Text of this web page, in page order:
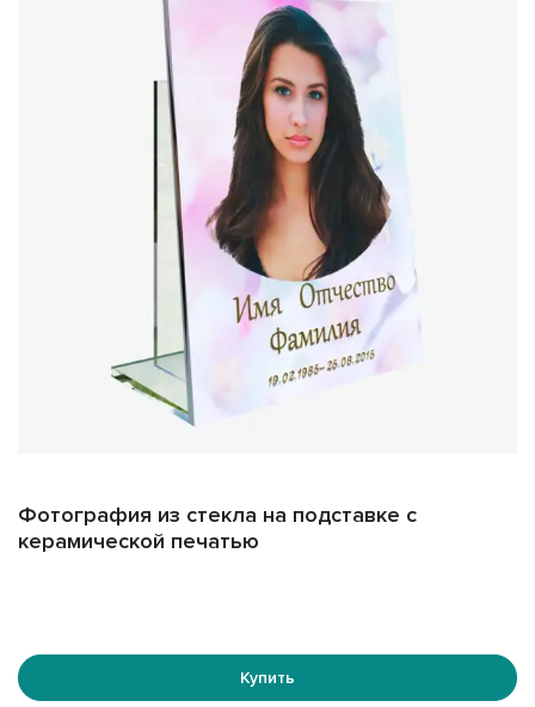
современно и привлекательно, добавляя мемориалу
индивидуальности. Такой подход подчеркивает уважение
и заботу о сохранении памяти об ушедшем человеке.
4. Универсальность:
Стеклянные портреты могут
использоваться как самостоятельно, так и в сочетании с
другими элементами оформления и быть установлены на
мемориальную плиту. Это дает возможность создавать
уникальные композиции, отражающие личные
предпочтения и вкусы.
Особенности изготовления:
Мы предлагаем изготовление фотографий из стекла
различной толщины – от 8 мм. Возможно использование
как цельного стекла, так и триплекса, что повышает
особенностей места установки.
Кроме того, у нас есть возможность изготовить стекло
300x400 мм, что позволяет создать портрет любого
размера.
Фотография из стекла на подставке с
керамической печатью
Купить